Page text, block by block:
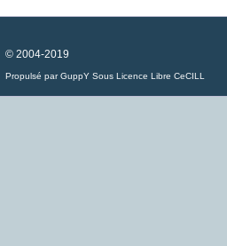
© 2004-2019
Propulsé par GuppY Sous Licence Libre CeCILL